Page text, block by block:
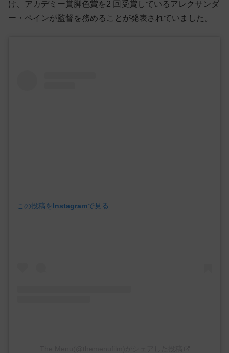
け、アカデミー賞脚色賞を2 回受賞しているアレクサンダ
ー・ペインが監督を務めることが発表されていました。
この投稿をInstagramで見る